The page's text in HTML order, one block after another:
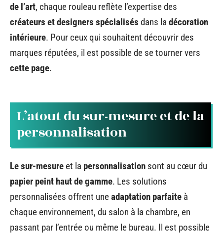
de l’art, chaque rouleau reflète l’expertise des
créateurs et designers spécialisés dans la décoration
intérieure. Pour ceux qui souhaitent découvrir des
marques réputées, il est possible de se tourner vers
cette page.
L’atout du sur-mesure et de la
personnalisation
Le sur-mesure et la personnalisation sont au cœur du
papier peint haut de gamme. Les solutions
personnalisées offrent uneadaptation parfaite à
chaque environnement, du salon à la chambre, en
passant par l’entrée ou même le bureau. Il est possible